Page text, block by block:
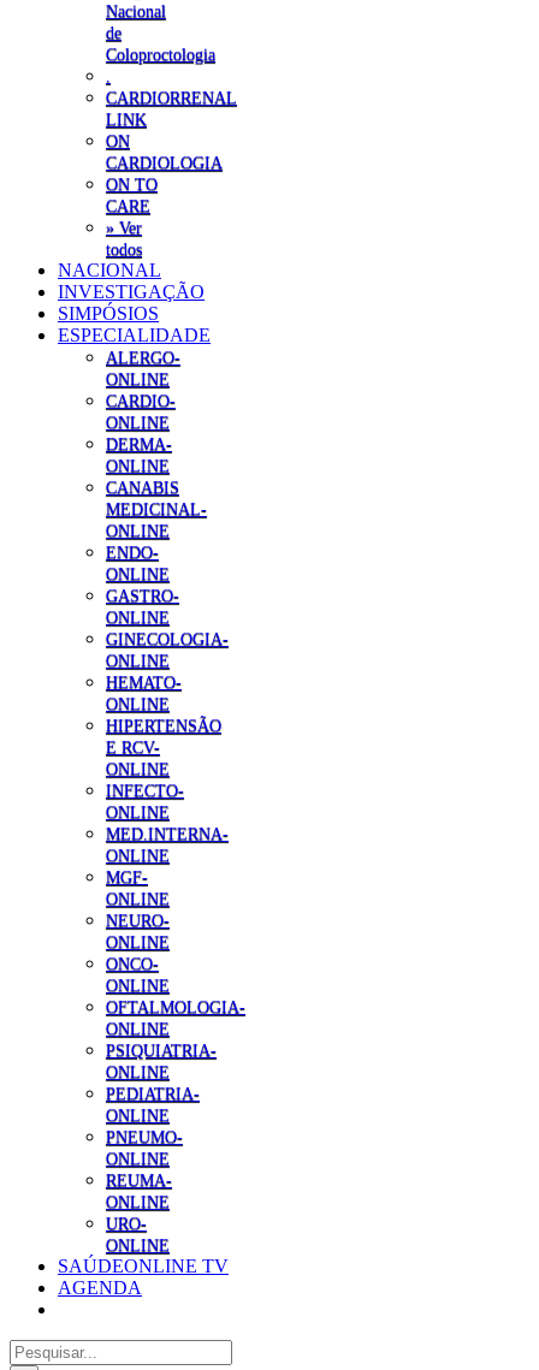
Nacional
de
Coloproctologia
CARDIORRENAL
LINK
ON
CARDIOLOGIA
ON TO
CARE
» Ver
todos
NACIONAL
INVESTIGAÇÃO
SIMPÓSIOS
ESPECIALIDADE
ALERGO-
ONLINE
CARDIO-
ONLINE
DERMA-
ONLINE
CANABIS
MEDICINAL-
ONLINE
ENDO-
ONLINE
GASTRO-
ONLINE
GINECOLOGIA-
ONLINE
HEMATO-
ONLINE
HIPERTENSÃO
E RCV-
ONLINE
INFECTO-
ONLINE
MED.INTERNA-
ONLINE
MGF-
ONLINE
NEURO-
ONLINE
ONCO-
ONLINE
OFTALMOLOGIA-
ONLINE
PSIQUIATRIA-
ONLINE
PEDIATRIA-
ONLINE
PNEUMO-
ONLINE
REUMA-
ONLINE
URO-
ONLINE
SAÚDEONLINE TV
AGENDA
Pesquisar